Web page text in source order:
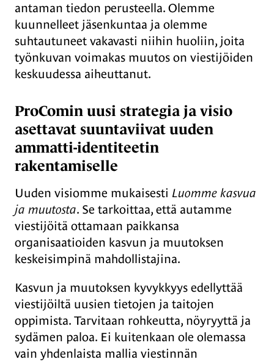
antaman tiedon perusteella. Olemme
kuunnelleet jäsenkuntaa ja olemme
suhtautuneet vakavasti niihin huoliin, joita
työnkuvan voimakas muutos on viestijöiden
keskuudessa aiheuttanut.
ProComin uusi strategia ja visio
asettavat suuntaviivat uuden
ammatti-identiteetin
rakentamiselle
Uuden visiomme mukaisesti Luomme kasvua
ja muutosta. Se tarkoittaa, että autamme
viestijöitä ottamaan paikkansa
organisaatioiden kasvun ja muutoksen
keskeisimpinä mahdollistajina.
Kasvun ja muutoksen kyvykkyys edellyttää
viestijöiltä uusien tietojen ja taitojen
oppimista. Tarvitaan rohkeutta, nöyryyttä ja
sydämen paloa. Ei kuitenkaan ole olemassa
vain yhdenlaista mallia viestinnän